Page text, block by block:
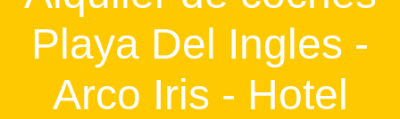
Playa Del Ingles -
Arco Iris - Hotel